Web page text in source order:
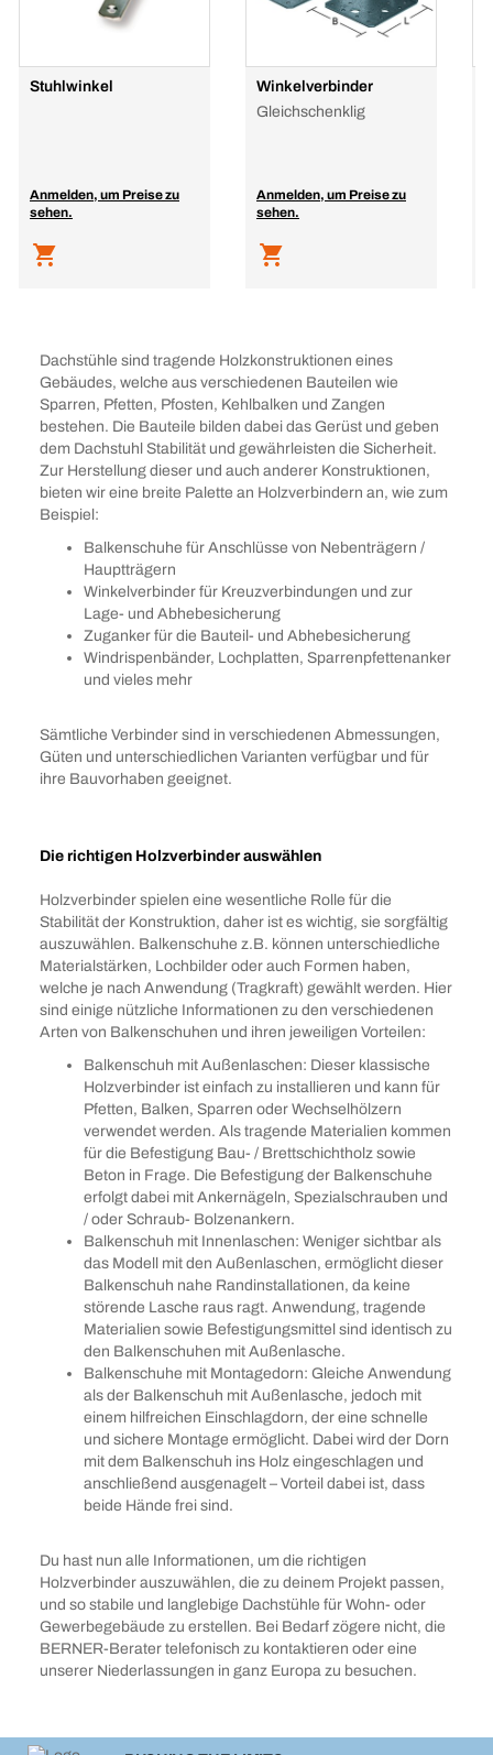
Stuhlwinkel
Anmelden, um Preise zu
sehen.
Winkelverbinder
Gleichschenklig
Anmelden, um Preise zu
sehen.
Dachstühle sind tragende Holzkonstruktionen eines
Gebäudes, welche aus verschiedenen Bauteilen wie
Sparren, Pfetten, Pfosten, Kehlbalken und Zangen
bestehen. Die Bauteile bilden dabei das Gerüst und geben
dem Dachstuhl Stabilität und gewährleisten die Sicherheit.
Zur Herstellung dieser und auch anderer Konstruktionen,
bieten wir eine breite Palette an Holzverbindern an, wie zum
Beispiel:
Balkenschuhe für Anschlüsse von Nebenträgern /
Hauptträgern
Winkelverbinder für Kreuzverbindungen und zur
Lage- und Abhebesicherung
Zuganker für die Bauteil- und Abhebesicherung
Windrispenbänder, Lochplatten, Sparrenpfettenanker
und vieles mehr
Sämtliche Verbinder sind in verschiedenen Abmessungen,
Güten und unterschiedlichen Varianten verfügbar und für
ihre Bauvorhaben geeignet.
Die richtigen Holzverbinder auswählen
Holzverbinder spielen eine wesentliche Rolle für die
Stabilität der Konstruktion, daher ist es wichtig, sie sorgfältig
auszuwählen. Balkenschuhe z.B. können unterschiedliche
Materialstärken, Lochbilder oder auch Formen haben,
welche je nach Anwendung (Tragkraft) gewählt werden. Hier
sind einige nützliche Informationen zu den verschiedenen
Arten von Balkenschuhen und ihren jeweiligen Vorteilen:
Balkenschuh mit Außenlaschen: Dieser klassische
Holzverbinder ist einfach zu installieren und kann für
Pfetten, Balken, Sparren oder Wechselhölzern
verwendet werden. Als tragende Materialien kommen
für die Befestigung Bau- / Brettschichtholz sowie
Beton in Frage. Die Befestigung der Balkenschuhe
erfolgt dabei mit Ankernägeln, Spezialschrauben und
/ oder Schraub- Bolzenankern.
Balkenschuh mit Innenlaschen: Weniger sichtbar als
das Modell mit den Außenlaschen, ermöglicht dieser
Balkenschuh nahe Randinstallationen, da keine
störende Lasche raus ragt. Anwendung, tragende
Materialien sowie Befestigungsmittel sind identisch zu
den Balkenschuhen mit Außenlasche.
Balkenschuhe mit Montagedorn: Gleiche Anwendung
als der Balkenschuh mit Außenlasche, jedoch mit
einem hilfreichen Einschlagdorn, der eine schnelle
und sichere Montage ermöglicht. Dabei wird der Dorn
mit dem Balkenschuh ins Holz eingeschlagen und
anschließend ausgenagelt – Vorteil dabei ist, dass
beide Hände frei sind.
Du hast nun alle Informationen, um die richtigen
Holzverbinder auszuwählen, die zu deinem Projekt passen,
und so stabile und langlebige Dachstühle für Wohn- oder
Gewerbegebäude zu erstellen. Bei Bedarf zögere nicht, die
BERNER-Berater telefonisch zu kontaktieren oder eine
unserer Niederlassungen in ganz Europa zu besuchen.